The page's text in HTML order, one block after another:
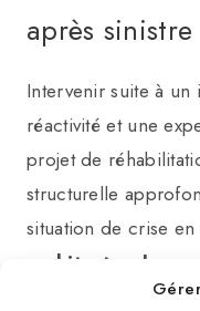
après sinistre
Intervenir suite à
réactivité et une
projet de
structurelle
situation de crise
architectural